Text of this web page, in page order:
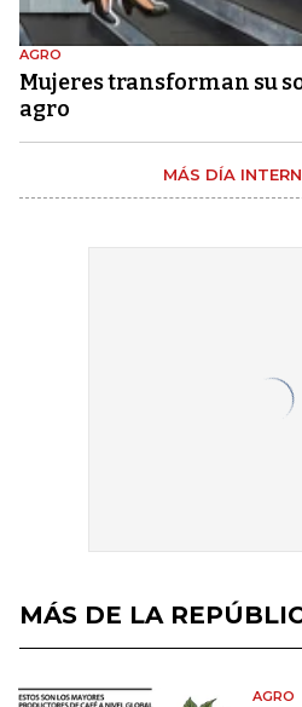
AGRO
Mujeres transforman su
agro
MÁS DÍA
MÁS DE LA
AGRO